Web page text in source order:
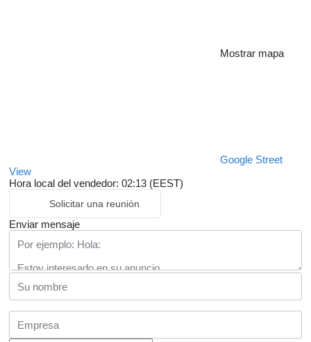
Mostrar mapa
Google Street
View
Hora local del vendedor: 02:13 (EEST)
Solicitar una reunión
Enviar mensaje